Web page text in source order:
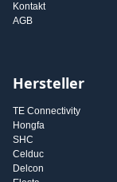
Kontakt
AGB
Hersteller
TE Connectivity
Hongfa
SHC
Celduc
Delcon